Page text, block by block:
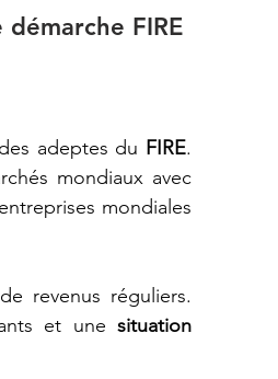
FIRE
adeptes du FIRE.
mondiaux avec
mondiales
revenus réguliers.
et une situation